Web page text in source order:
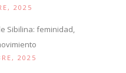
2025
Sibilina: feminidad,
2025